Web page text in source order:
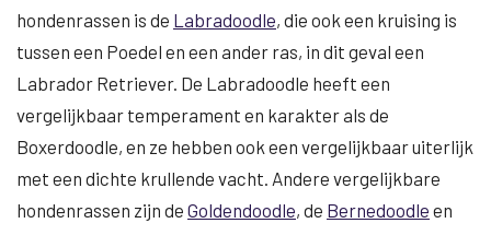
hondenrassen is de Labradoodle, die ook een kruising is
tussen een Poedel en een ander ras, in dit geval een
Labrador Retriever. De Labradoodle heeft een
vergelijkbaar temperament en karakter als de
Boxerdoodle, en ze hebben ook een vergelijkbaar uiterlijk
met een dichte krullende vacht. Andere vergelijkbare
hondenrassen zijn de Goldendoodle, de Bernedoodle en